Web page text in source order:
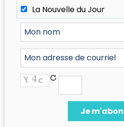
La Nouvelle du Jour